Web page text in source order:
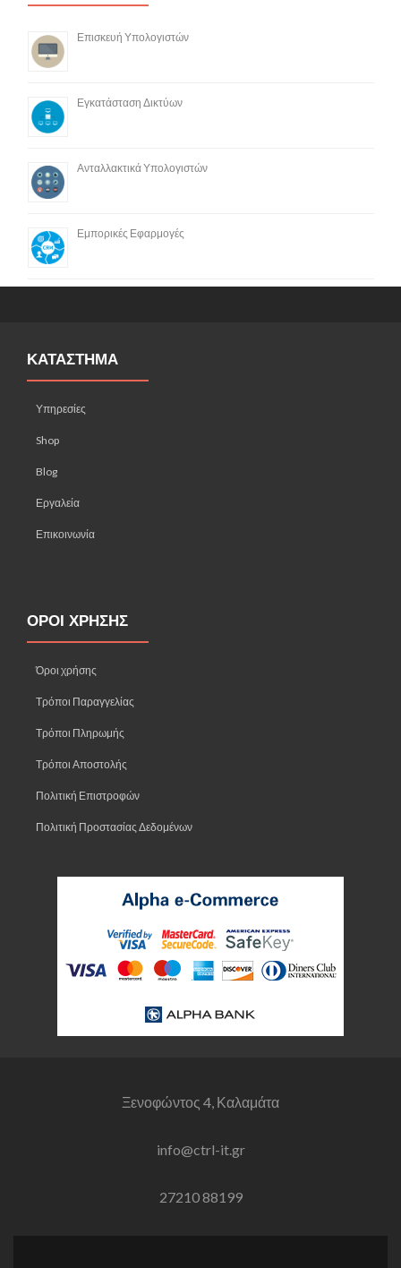
Επισκευή Υπολογιστών
Εγκατάσταση Δικτύων
Ανταλλακτικά Υπολογιστών
Εμπορικές Εφαρμογές
ΚΑΤΑΣΤΗΜΑ
Υπηρεσίες
Shop
Blog
Εργαλεία
Επικοινωνία
ΟΡΟΙ ΧΡΗΣΗΣ
Όροι χρήσης
Τρόποι Παραγγελίας
Τρόποι Πληρωμής
Τρόποι Αποστολής
Πολιτική Επιστροφών
Πολιτική Προστασίας Δεδομένων
Ξενοφώντος 4, Καλαμάτα
info@ctrl-it.gr
27210 88199